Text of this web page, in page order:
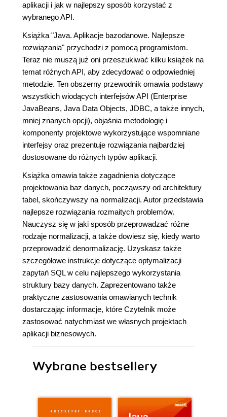
aplikacji i jak w najlepszy sposób korzystać z
wybranego API.
Książka "Java. Aplikacje bazodanowe. Najlepsze
rozwiązania" przychodzi z pomocą programistom.
Teraz nie muszą już oni przeszukiwać kilku książek na
temat różnych API, aby zdecydować o odpowiedniej
metodzie. Ten obszerny przewodnik omawia podstawy
wszystkich wiodących interfejsów API (Enterprise
JavaBeans, Java Data Objects, JDBC, a także innych,
mniej znanych opcji), objaśnia metodologię i
komponenty projektowe wykorzystujące wspomniane
interfejsy oraz prezentuje rozwiązania najbardziej
dostosowane do różnych typów aplikacji.
Książka omawia także zagadnienia dotyczące
projektowania baz danych, począwszy od architektury
tabel, skończywszy na normalizacji. Autor przedstawia
najlepsze rozwiązania rozmaitych problemów.
Nauczysz się w jaki sposób przeprowadzać różne
rodzaje normalizacji, a także dowiesz się, kiedy warto
przeprowadzić denormalizację. Uzyskasz także
szczegółowe instrukcje dotyczące optymalizacji
zapytań SQL w celu najlepszego wykorzystania
struktury bazy danych. Zaprezentowano także
praktyczne zastosowania omawianych technik
dostarczając informacje, które Czytelnik może
zastosować natychmiast we własnych projektach
aplikacji biznesowych.
Wybrane bestsellery